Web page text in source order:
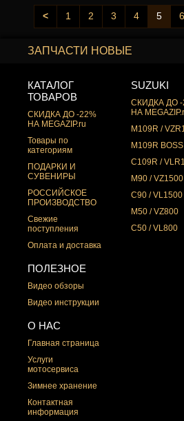
< 1 2 3 4 5 6
ЗАПЧАСТИ НОВЫЕ
КАТАЛОГ
ТОВАРОВ
СКИДКА ДО -22%
НА MEGAZIP.ru
Товары по
категориям
ПОДАРКИ И
СУВЕНИРЫ
РОССИЙСКОЕ
ПРОИЗВОДСТВО
Свежие
поступления
Оплата и доставка
ПОЛЕЗНОЕ
Видео обзоры
Видео инструкции
О НАС
Главная страница
Услуги
мотосервиса
Зимнее хранение
Контактная
информация
SUZUKI
СКИДКА ДО -
НА
M109R /
M109R BOSS
C109R /
M90 / VZ1500
C90 / VL1500
M50 / VZ800
C50 / VL800